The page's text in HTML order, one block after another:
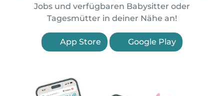
Jobs und verfügbaren Babysitter oder
Tagesmütter in deiner Nähe an!
App Store Google Play